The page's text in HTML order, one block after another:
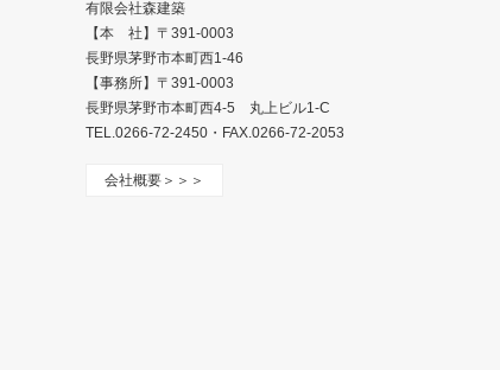
有限会社森建築
【本 社】〒391-0003
長野県茅野市本町西1-46
【事務所】〒391-0003
長野県茅野市本町西4-5 丸上ビル1-C
TEL.0266-72-2450・FAX.0266-72-2053
会社概要＞＞＞